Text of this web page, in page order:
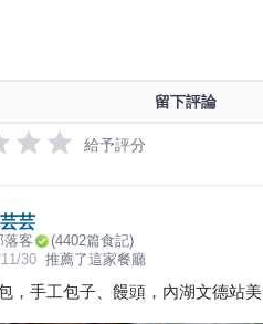
留下評論
給予評分
芸
落客 (4402篇食記)
30 推薦了這家餐廳
，手工包子、饅頭，內湖文德站